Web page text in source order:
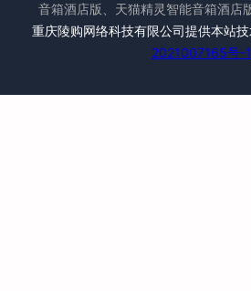
音箱酒店版、天猫精灵智能音箱酒店
重庆陵购网络科技有限公司提供本站技
2021007165号-1